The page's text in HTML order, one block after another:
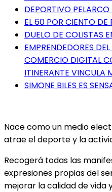
DEPORTIVO
EL 60 POR CIENTO DE
DUELO DE COLISTAS
EMPRENDEDORES
COMERCIO DIGITAL
ITINERANTE VINCULA
SIMONE BILES ES
Nace como un medio
atrae el deporte y la
Recogerá todas las
expresiones propias del
mejorar la calidad de vida